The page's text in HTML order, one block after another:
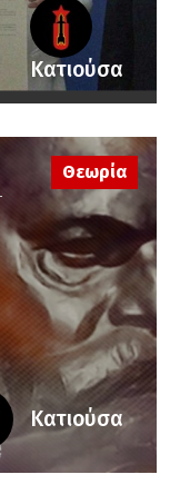
Κατιούσα
Θεωρία
Κατιούσα